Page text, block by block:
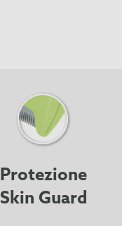
Protezione
Skin Guard